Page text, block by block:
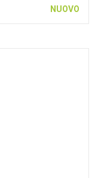
NUOVO